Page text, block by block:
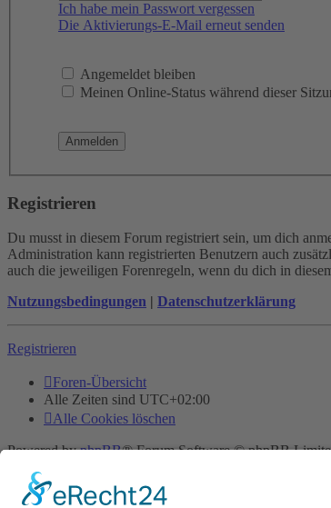
Ich habe mein Passwort vergessen
Die Aktivierungs-E-Mail erneut senden
Angemeldet bleiben
Meinen Online-Status während dieser
Registrieren
Du musst in diesem Forum registriert sein, um dich
Administration kann registrierten Benutzern auch
auch die jeweiligen Forenregeln, wenn du dich in
Nutzungsbedingungen | Datenschutzerklärung
Registrieren
Foren-Übersicht
Alle Zeiten sind UTC+02:00
Alle Cookies löschen
Powered byphpBB® Forum Software © phpBB
Deutsche Übersetzung durch